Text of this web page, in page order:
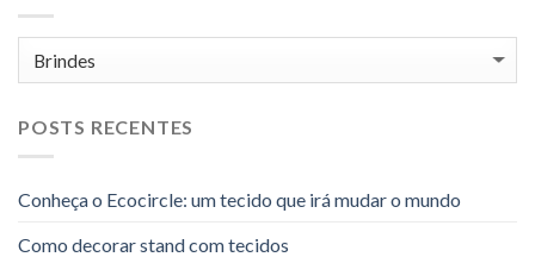
Categorias
POSTS RECENTES
Conheça o Ecocircle: um tecido que irá mudar o mundo
Como decorar stand com tecidos